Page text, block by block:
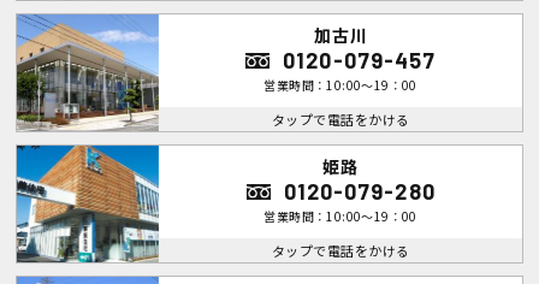
加古川
0120-079-457
営業時間：10:00～19：00
タップで電話をかける
姫路
0120-079-280
営業時間：10:00～19：00
タップで電話をかける